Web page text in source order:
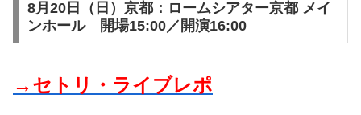
8月20日（日）京都：ロームシアター京都 メイ
ンホール 開場15:00／開演16:00
→セトリ・ライブレポ